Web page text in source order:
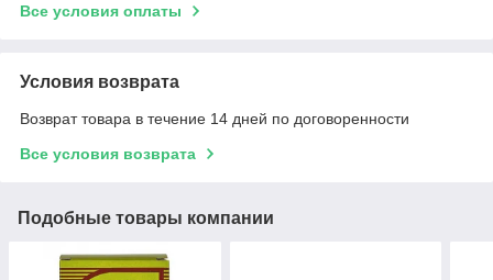
Все условия оплаты
Условия возврата
Возврат товара в течение 14 дней по договоренности
Все условия возврата
Подобные товары компании